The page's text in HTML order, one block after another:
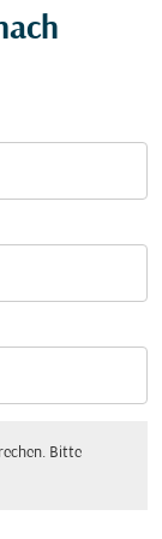
Bitte